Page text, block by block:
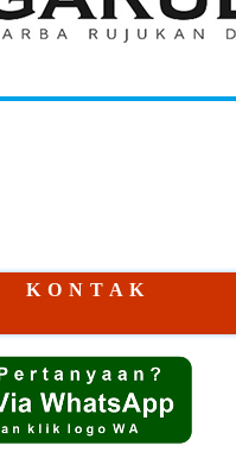
K O N T A K